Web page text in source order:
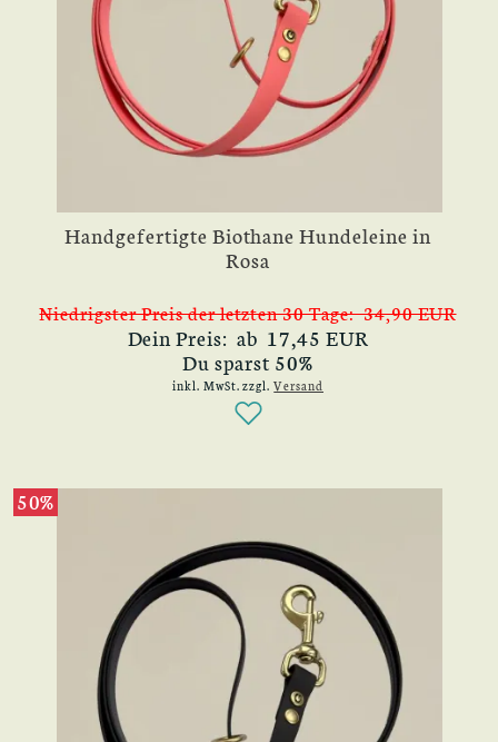
Handgefertigte Biothane Hundeleine in
Rosa
Niedrigster Preis der letzten 30 Tage: 34,90 EUR
Dein Preis: ab 17,45 EUR
Du sparst 50%
inkl. MwSt. zzgl.Versand
50%